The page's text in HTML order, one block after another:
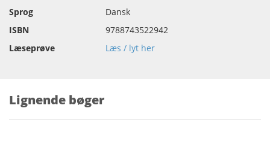
Sprog
Dansk
ISBN
9788743522942
Læseprøve
Læs / lyt her
Lignende bøger